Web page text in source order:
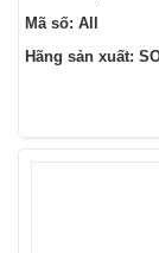
Mã số: All
Hãng sản xuất: